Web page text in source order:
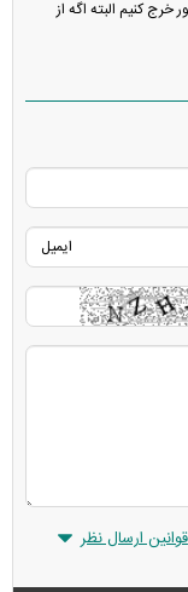
خرج کنیم البته اگه از
قوانین ارسال نظر